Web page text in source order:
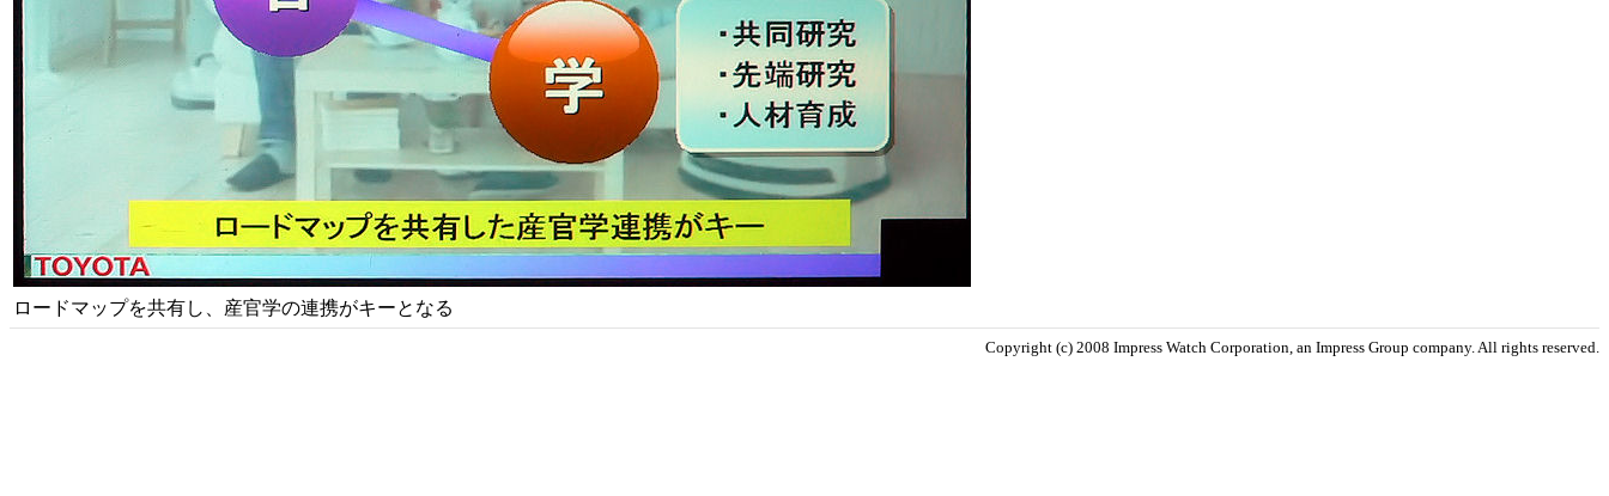
ロードマップを共有し、産官学の連携がキーとなる
Copyright (c) 2008 Impress Watch Corporation, an Impress Group company. All rights reserved.